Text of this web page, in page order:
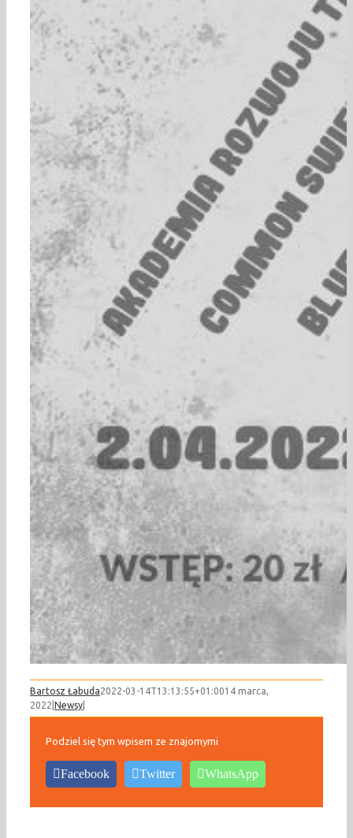
Bartosz Łabuda2022-03-14T13:13:55+01:0014 marca,
2022 Newsy
Podziel się tym wpisem ze znajomymi
Facebook Twitter WhatsApp